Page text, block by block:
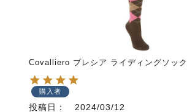
Covalliero ブレシア ライディングソッ
購入者
投稿日 2024/03/12